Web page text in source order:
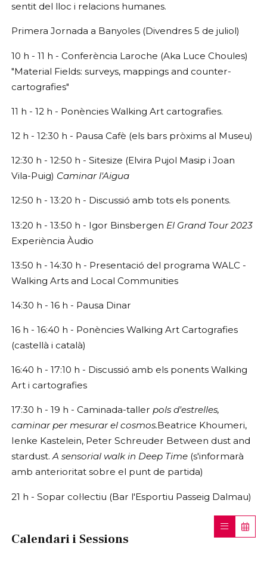
sentit del lloc i relacions humanes.
Primera Jornada a Banyoles (Divendres 5 de juliol)
10 h - 11 h - Conferència Laroche (Aka Luce Choules)
"Material Fields: surveys, mappings and counter-
cartografies"
11 h - 12 h - Ponències Walking Art cartografies.
12 h - 12:30 h - Pausa Cafè (els bars pròxims al Museu)
12:30 h - 12:50 h - Sitesize (Elvira Pujol Masip i Joan
Vila-Puig) Caminar l'Aigua
12:50 h - 13:20 h - Discussió amb tots els ponents.
13:20 h - 13:50 h - Igor Binsbergen El Grand Tour 2023
Experiència Àudio
13:50 h - 14:30 h - Presentació del programa WALC -
Walking Arts and Local Communities
14:30 h - 16 h - Pausa Dinar
16 h - 16:40 h - Ponències Walking Art Cartografies
(castellà i català)
16:40 h - 17:10 h - Discussió amb els ponents Walking
Art i cartografies
17:30 h - 19 h - Caminada-taller pols d'estrelles,
caminar per mesurar el cosmos.Beatrice Khoumeri,
Ienke Kastelein, Peter Schreuder Between dust and
stardust.A sensorial walk in Deep Time (s'informarà
amb anterioritat sobre el punt de partida)
21 h - Sopar col·lectiu (Bar l'Esportiu Passeig Dalmau)
Calendari i Sessions